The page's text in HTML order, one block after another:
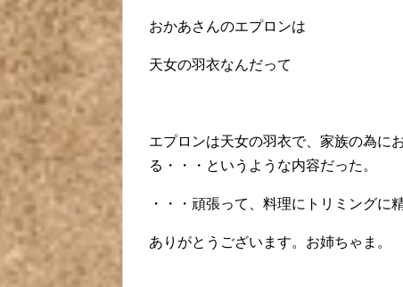
おかあさんのエプロンは
天女の羽衣なんだって
エプロンは天女の羽衣で、家族の為に
る・・・というような内容だった。
・・・頑張って、料理にトリミングに
ありがとうございます。お姉ちゃま。